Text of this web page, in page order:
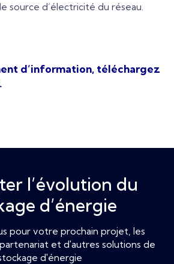
source d’électricité du réseau.
d’information, téléchargez
l’évolution du
d’énergie
pour votre prochain projet, les
et d'autres solutions de
d'énergie